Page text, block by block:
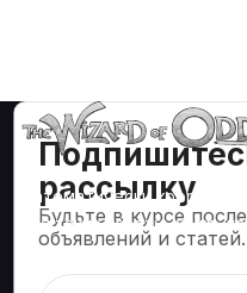
рассылку
Будьте в курсе
объявлений и статей.
Математически
для таких азартных игр,
сотни других.